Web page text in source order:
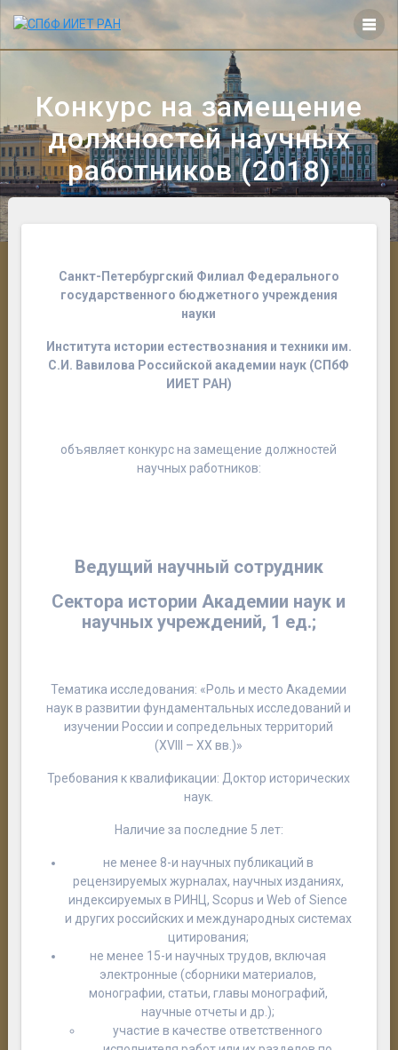
контенту
Конкурс на замещение
должностей научных
работников (2018)
Санкт-Петербургский Филиал Федерального
государственного бюджетного учреждения
науки
Института истории естествознания и техники им.
С.И. Вавилова Российскойакадемии наук (СПбФ
ИИЕТ РАН)
объявляет конкурс на замещение должностей
научных работников:
Ведущий научный сотрудник
Сектора истории Академии наук и
научных учреждений, 1 ед.;
Тематика исследования: «Роль и место Академии
наук в развитии фундаментальных исследований и
изучении России и сопредельных территорий
(XVIII – XX вв.)»
Требования к квалификации: Доктор исторических
наук.
Наличие за последние 5 лет:
не менее 8-и научных публикаций в
рецензируемых журналах, научных изданиях,
индексируемых в РИНЦ, Scopus и Web of Sience
и других российских и международных системах
цитирования;
не менее 15-и научных трудов, включая
электронные (сборники материалов,
монографии, статьи, главы монографий,
научные отчеты и др.);
участие в качестве ответственного